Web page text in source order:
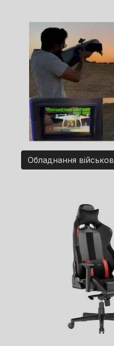
Обладнання